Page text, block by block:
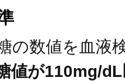
の数値を血液
値が110mg/